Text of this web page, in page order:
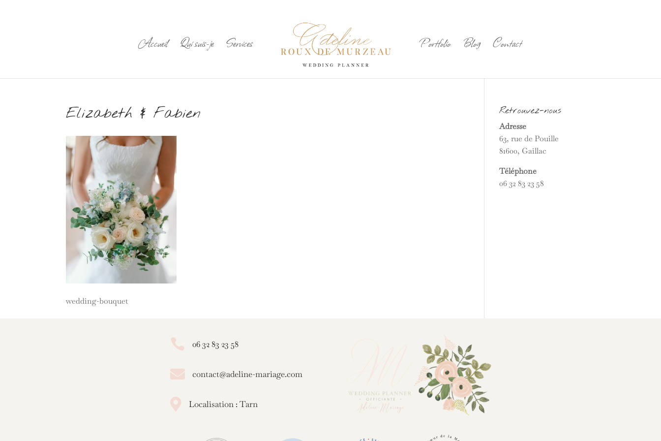
Accueil Qui suis-je Services Portfolio Blog Contact
Elizabeth & Fabien
wedding-bouquet
Retrouvez-nous
Adresse
63, rue de Pouille
81600, Gaillac
Téléphone
06 32 83 23 58
 06 32 83 23 58
 contact@adeline-mariage.com
 Localisation : Tarn